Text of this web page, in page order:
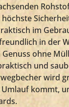
im
in der
ohne
und
wird
kommt,